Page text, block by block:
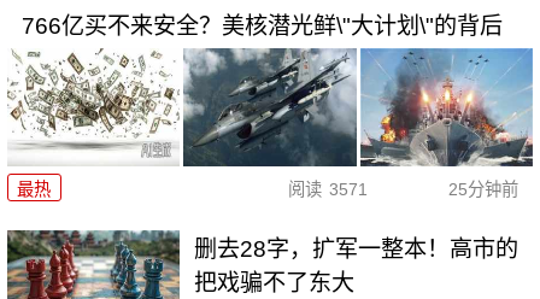
766亿买不来安全？美核潜光鲜\"大计划\"的背后
最热 阅读 3571 25分钟前
删去28字，扩军一整本！高市的
把戏骗不了东大